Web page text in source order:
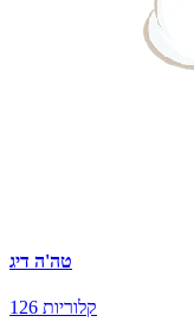
טה'ה דיג
126 קלוריות